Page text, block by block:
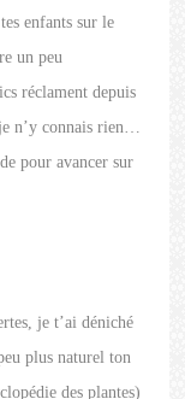
enfants sur le
un peu
réclament depuis
n’y connais rien…
pour avancer sur
je t’ai déniché
plus naturel ton
des plantes)